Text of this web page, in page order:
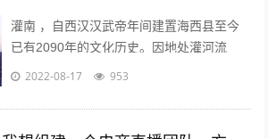
灌南 ，自西汉汉武帝年间建置海西县至今
已有2090年的文化历史。因地处灌河流
域，又因位于灌河之南而得名灌南 ,下辖11
2022-08-17 953